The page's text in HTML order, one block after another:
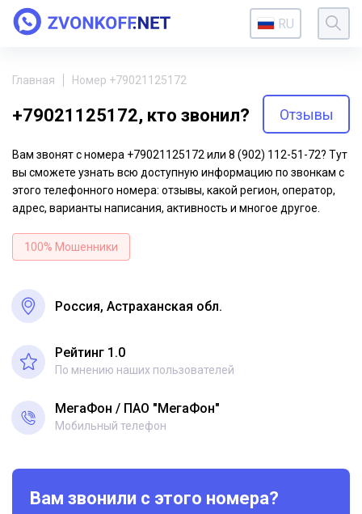
RU
Главная Номер +79021125172
+79021125172, кто звонил? Отзывы
Вам звонят с номера +79021125172 или 8 (902) 112-51-72? Тут
вы сможете узнать всю доступную информацию по звонкам с
этого телефонного номера: отзывы, какой регион, оператор,
адрес, варианты написания, активность и многое другое.
100% Мошенники
Россия, Астраханская обл.
Рейтинг 1.0
По мнению наших пользователей
МегаФон ПАО "МегаФон"
Мобильный телефон
Вам звонили с этого номера?